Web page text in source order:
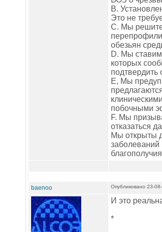
B.
Это не
C. Мы
обезьян
D. Мы ставим
которых
E, Мы
побочными
F. Мы
отказаться
Мы открыты
baenoo Опубликовано 23-
И это
*